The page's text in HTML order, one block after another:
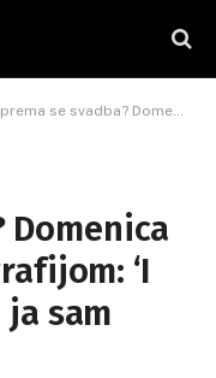
se svadba? Domenica zaintrigirala fotografijom: ‘I sad si moje crno, a ja sam tvoja bijela’
Domenica
‘I
sam